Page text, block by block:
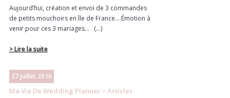
Aujourd’hui, création et envoi de 3 commandes
de petits mouchoirs en île de France… Émotion à
venir pour ces 3 mariages… (...)
> Lire la suite
27 juillet 2016
Ma Vie De Wedding Planner >Articles